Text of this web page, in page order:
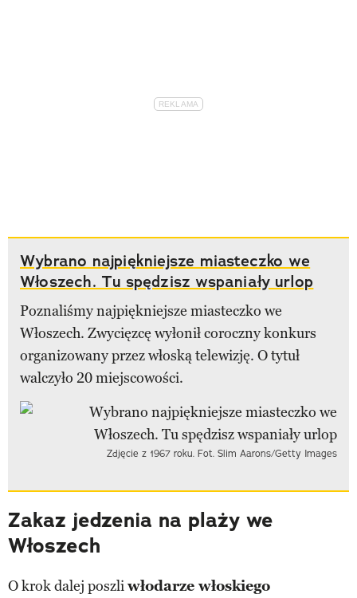
Wybrano najpiękniejsze miasteczko we
Włoszech. Tu spędzisz wspaniały urlop
Poznaliśmy najpiękniejsze miasteczko we
Włoszech. Zwycięzcę wyłonił coroczny konkurs
organizowany przez włoską telewizję. O tytuł
walczyło 20 miejscowości.
Zdjęcie z 1967 roku. Fot. Slim Aarons/Getty Images
Zakaz jedzenia na plaży we
Włoszech
O krok dalej poszliwłodarze włoskiego